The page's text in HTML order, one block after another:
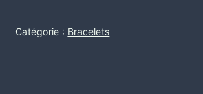
Catégorie : Bracelets